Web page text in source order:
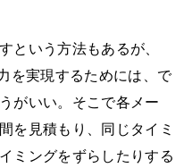
という方法もあるが、
を実現するためには、で
がいい。そこで各メー
を見積もり、同じタイミ
ミングをずらしたりする